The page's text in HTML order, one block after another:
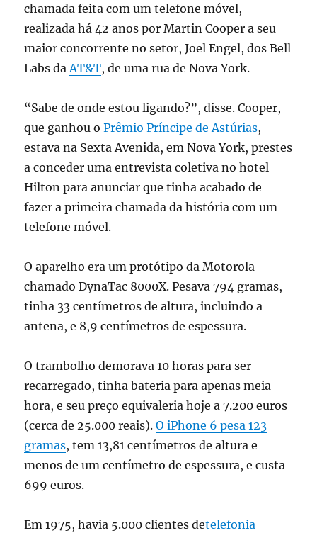
chamada feita com um telefone móvel,
realizada há 42 anos por Martin Cooper a seu
maior concorrente no setor, Joel Engel, dos Bell
Labs daAT&T, de uma rua de Nova York.
“Sabe de onde estou ligando?”, disse. Cooper,
que ganhou oPrêmio Príncipe de Astúrias,
estava na Sexta Avenida, em Nova York, prestes
a conceder uma entrevista coletiva no hotel
Hilton para anunciar que tinha acabado de
fazer a primeira chamada da história com um
telefone móvel.
O aparelho era um protótipo da Motorola
chamado DynaTac 8000X. Pesava 794 gramas,
tinha 33 centímetros de altura, incluindo a
antena, e 8,9 centímetros de espessura.
O trambolho demorava 10 horas para ser
recarregado, tinha bateria para apenas meia
hora, e seu preço equivaleria hoje a 7.200 euros
(cerca de 25.000 reais).O iPhone 6 pesa 123
gramas, tem 13,81 centímetros de altura e
menos de um centímetro de espessura, e custa
699 euros.
Em 1975, havia 5.000 clientes detelefonia